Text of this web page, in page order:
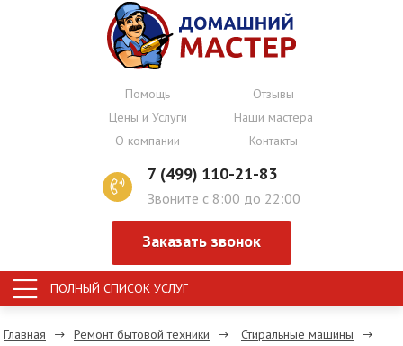
Помощь
Отзывы
Цены и Услуги
Наши мастера
О компании
Контакты
7 (499) 110-21-83
Звоните с 8:00 до 22:00
Заказать звонок
ПОЛНЫЙ СПИСОК УСЛУГ
Главная Ремонт бытовой техники Стиральные машины